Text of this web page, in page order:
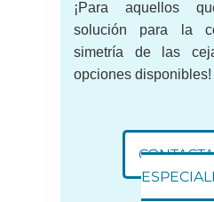
¡Para aquellos
solución para la
simetría de las
opciones disponibles!